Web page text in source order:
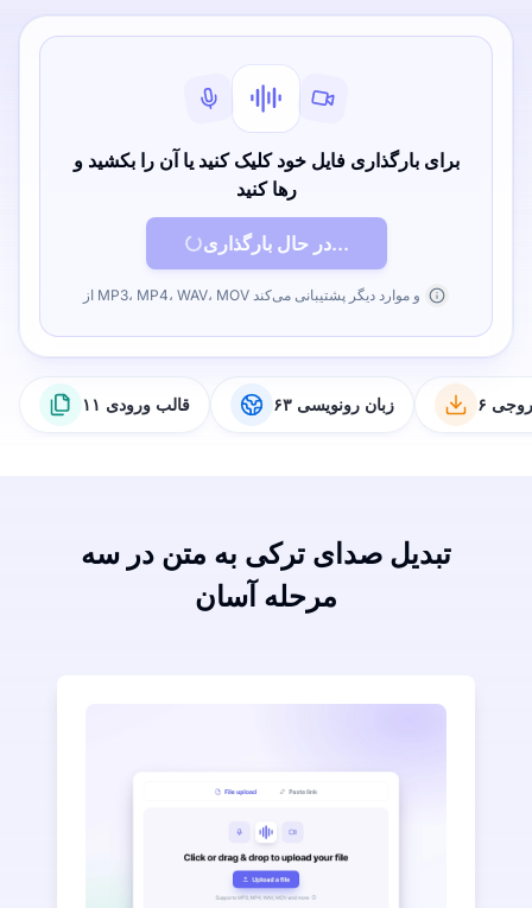
برای بارگذاری فایل خود کلیک کنید یا آن را بکشید و
رها کنید
در حال بارگذاری...
از MP3، MP4، WAV، MOV و موارد دیگر پشتیبانی می‌کند
۱۱ قالب ورودی ۶۳ زبان رونویسی
تبدیل صدای ترکی به متن در سه
مرحله آسان